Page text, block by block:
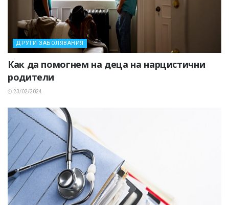
ДРУГИ ЗАБОЛЯВАНИЯ
Как да помогнем на деца на нарцистични
родители
23/02/2024